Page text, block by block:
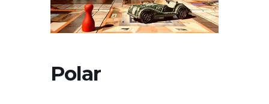
Polar